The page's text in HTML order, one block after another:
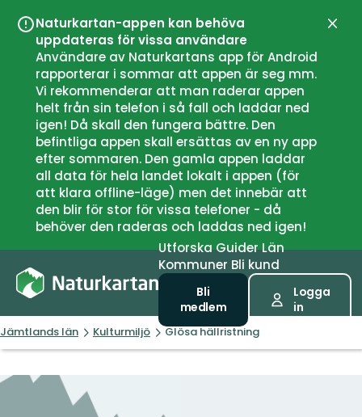
Naturkartan-appen kan behöva
uppdateras för vissa användare
Användare av Naturkartans app för Android
rapporterar i sommar att appen är seg mm.
Vi rekommenderar att man raderar appen
helt från sin telefon i så fall och laddar ned
igen! Då skall den fungera bättre. Den
befintliga appen skall ersättas av en ny app
efter sommaren. Den gamla appen laddar
all data för hela landet lokalt i appen (för
att klara offline-läge) men det innebär att
den blir för stor för vissa telefoner - då
behöver den raderas och laddas ned igen!
UtforskaGuiderLän
Kommuner Bli kund
Bli
medlem
Logga
in
Jämtlands län Kulturmiljö Glösa hällristning